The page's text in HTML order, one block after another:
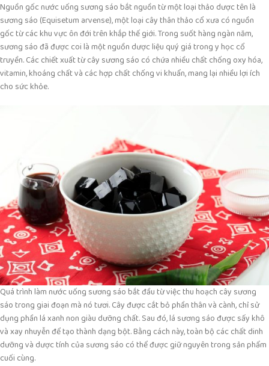
Nguồn gốc nước uống sương sáo bắt nguồn từ một loại thảo dược tên là
sương sáo (Equisetum arvense), một loại cây thân thảo cổ xưa có nguồn
gốc từ các khu vực ôn đới trên khắp thế giới. Trong suốt hàng ngàn năm,
sương sáo đã được coi là một nguồn dược liệu quý giá trong y học cổ
truyền. Các chiết xuất từ cây sương sáo có chứa nhiều chất chống oxy hóa,
vitamin, khoáng chất và các hợp chất chống vi khuẩn, mang lại nhiều lợi ích
cho sức khỏe.
Quá trình làm nước uống sương sáo bắt đầu từ việc thu hoạch cây sương
sáo trong giai đoạn mà nó tươi. Cây được cắt bỏ phần thân và cành, chỉ sử
dụng phần lá xanh non giàu dưỡng chất. Sau đó, lá sương sáo được sấy khô
và xay nhuyễn để tạo thành dạng bột. Bằng cách này, toàn bộ các chất dinh
dưỡng và dược tính của sương sáo có thể được giữ nguyên trong sản phẩm
cuối cùng.